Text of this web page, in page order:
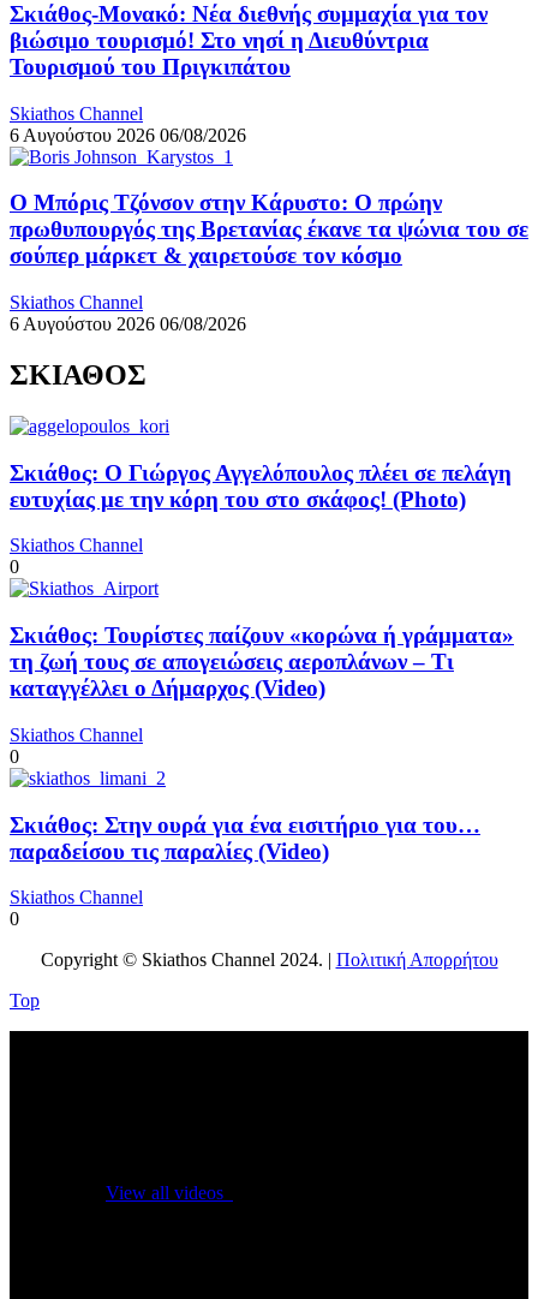
Σκιάθος-Μονακό: Νέα διεθνής συμμαχία για τον
βιώσιμο τουρισμό! Στο νησί η Διευθύντρια
Τουρισμού του Πριγκιπάτου
Skiathos Channel
6 Αυγούστου 2026 06/08/2026
Ο Μπόρις Τζόνσον στην Κάρυστο: Ο πρώην
πρωθυπουργός της Βρετανίας έκανε τα ψώνια του σε
σούπερ μάρκετ & χαιρετούσε τον κόσμο
Skiathos Channel
6 Αυγούστου 2026 06/08/2026
ΣΚΙΑΘΟΣ
Σκιάθος: Ο Γιώργος Αγγελόπουλος πλέει σε πελάγη
ευτυχίας με την κόρη του στο σκάφος! (Photo)
Skiathos Channel
0
Σκιάθος: Τουρίστες παίζουν «κορώνα ή γράμματα»
τη ζωή τους σε απογειώσεις αεροπλάνων – Τι
καταγγέλλει ο Δήμαρχος (Video)
Skiathos Channel
0
Σκιάθος: Στην ουρά για ένα εισιτήριο για του…
παραδείσου τις παραλίες (Video)
Skiathos Channel
0
Copyright © Skiathos Channel 2024. | Πολιτική Απορρήτου
Top
View all videos